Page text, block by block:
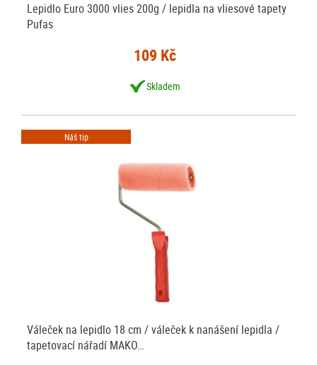
Lepidlo Euro 3000 vlies 200g / lepidla na vliesové tapety
Pufas
109 Kč
Skladem
Náš tip
Váleček na lepidlo 18 cm / váleček k nanášení lepidla /
tapetovací nářadí MAKO…